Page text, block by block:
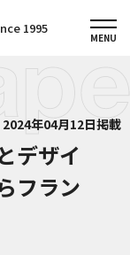
1995
2024年04月12日掲載
デザイ
フラン